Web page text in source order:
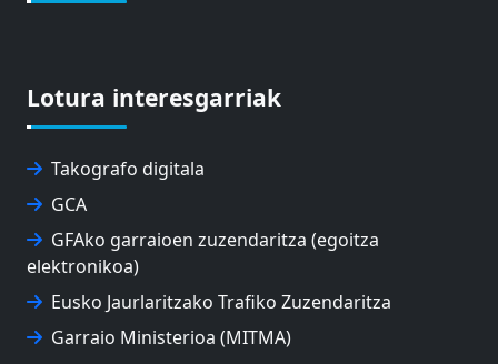
Lotura interesgarriak
Takografo digitala
GCA
GFAko garraioen zuzendaritza (egoitza
elektronikoa)
Eusko Jaurlaritzako Trafiko Zuzendaritza
Garraio Ministerioa (MITMA)